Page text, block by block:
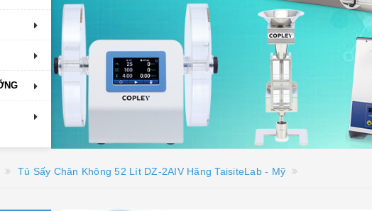
Tủ Sấy Chân Không 52 Lít DZ-2AIV Hãng TaisiteLab - Mỹ